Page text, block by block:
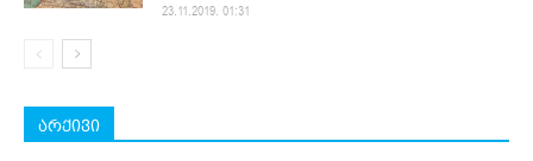
23.11.2019. 01:31
არქივი